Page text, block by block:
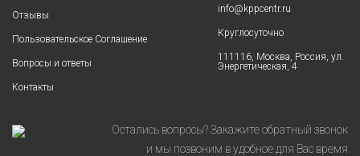
Отзывы
Пользовательское Соглашение
Вопросы и ответы
Контакты
info@kppcentr.ru
Круглосуточно
111116, Москва, Россия, ул.
Энергетическая, 4
Остались вопросы? Закажите обратный звонок
и мы позвоним в удобное для Вас время